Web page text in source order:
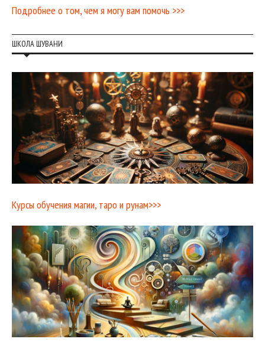
Подробнее о том, чем я могу вам помочь >>>
ШКОЛА ШУВАНИ
Курсы обучения магии, таро и рунам>>>